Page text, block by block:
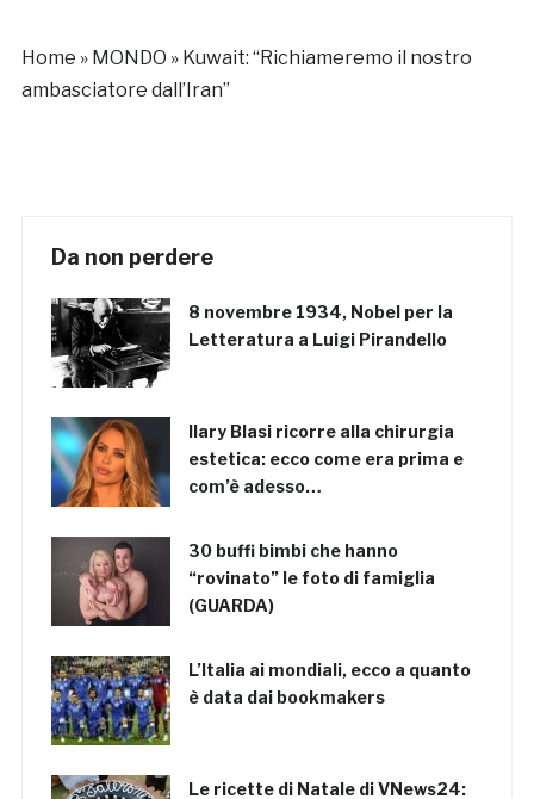
Home » MONDO » Kuwait: “Richiameremo il nostro
ambasciatore dall’Iran”
Da non perdere
8 novembre 1934, Nobel per la
Letteratura a Luigi Pirandello
Ilary Blasi ricorre alla chirurgia
estetica: ecco come era prima e
com’è adesso…
30 buffi bimbi che hanno
“rovinato” le foto di famiglia
(GUARDA)
L’Italia ai mondiali, ecco a quanto
è data dai bookmakers
Le ricette di Natale di VNews24: